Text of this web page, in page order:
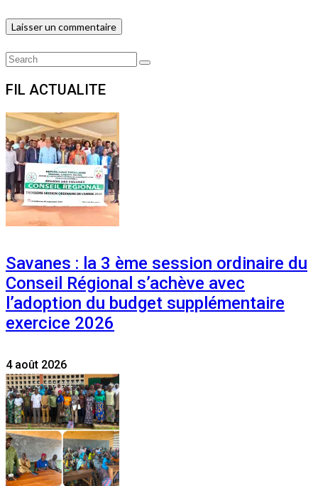
Search
Search
FIL ACTUALITE
Savanes : la 3 ème session ordinaire du
Conseil Régional s’achève avec
l’adoption du budget supplémentaire
exercice 2026
4 août 2026